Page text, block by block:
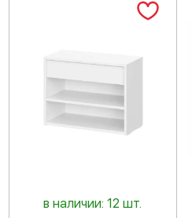
в наличии: 12 шт.